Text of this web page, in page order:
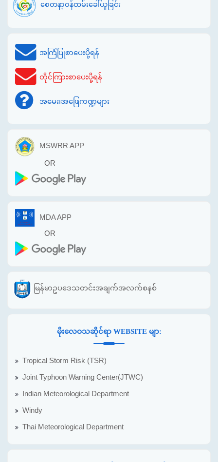
စေတနာ့ဝန်ထမ်းခေါ်ယူခြင်း
အကြံပြုစာပေးပို့ရန်
တိုင်ကြားစာပေးပို့ရန်
အမေး၊အဖြေကဏ္ဍများ
MSWRR APP
OR
MDA APP
OR
မြန်မာဥပဒေသတင်းအချက်အလက်စနစ်
မိုးလေဝသဆိုင်ရာ WEBSITE မျာ:
Tropical Storm Risk (TSR)
Joint Typhoon Warning Center(JTWC)
Indian Meteorological Department
Windy
Thai Meteorological Department